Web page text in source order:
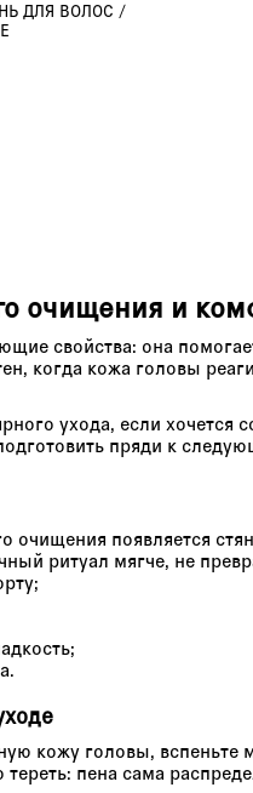
ДОБАВИТЬ В КОРЗИНУ
ДЛЯ ВОЛОС /
очищения и
свойства: она
когда кожа головы
ухода, если
пряди к
очищения появляется
ритуал мягче, не
кожу головы,
пена сама